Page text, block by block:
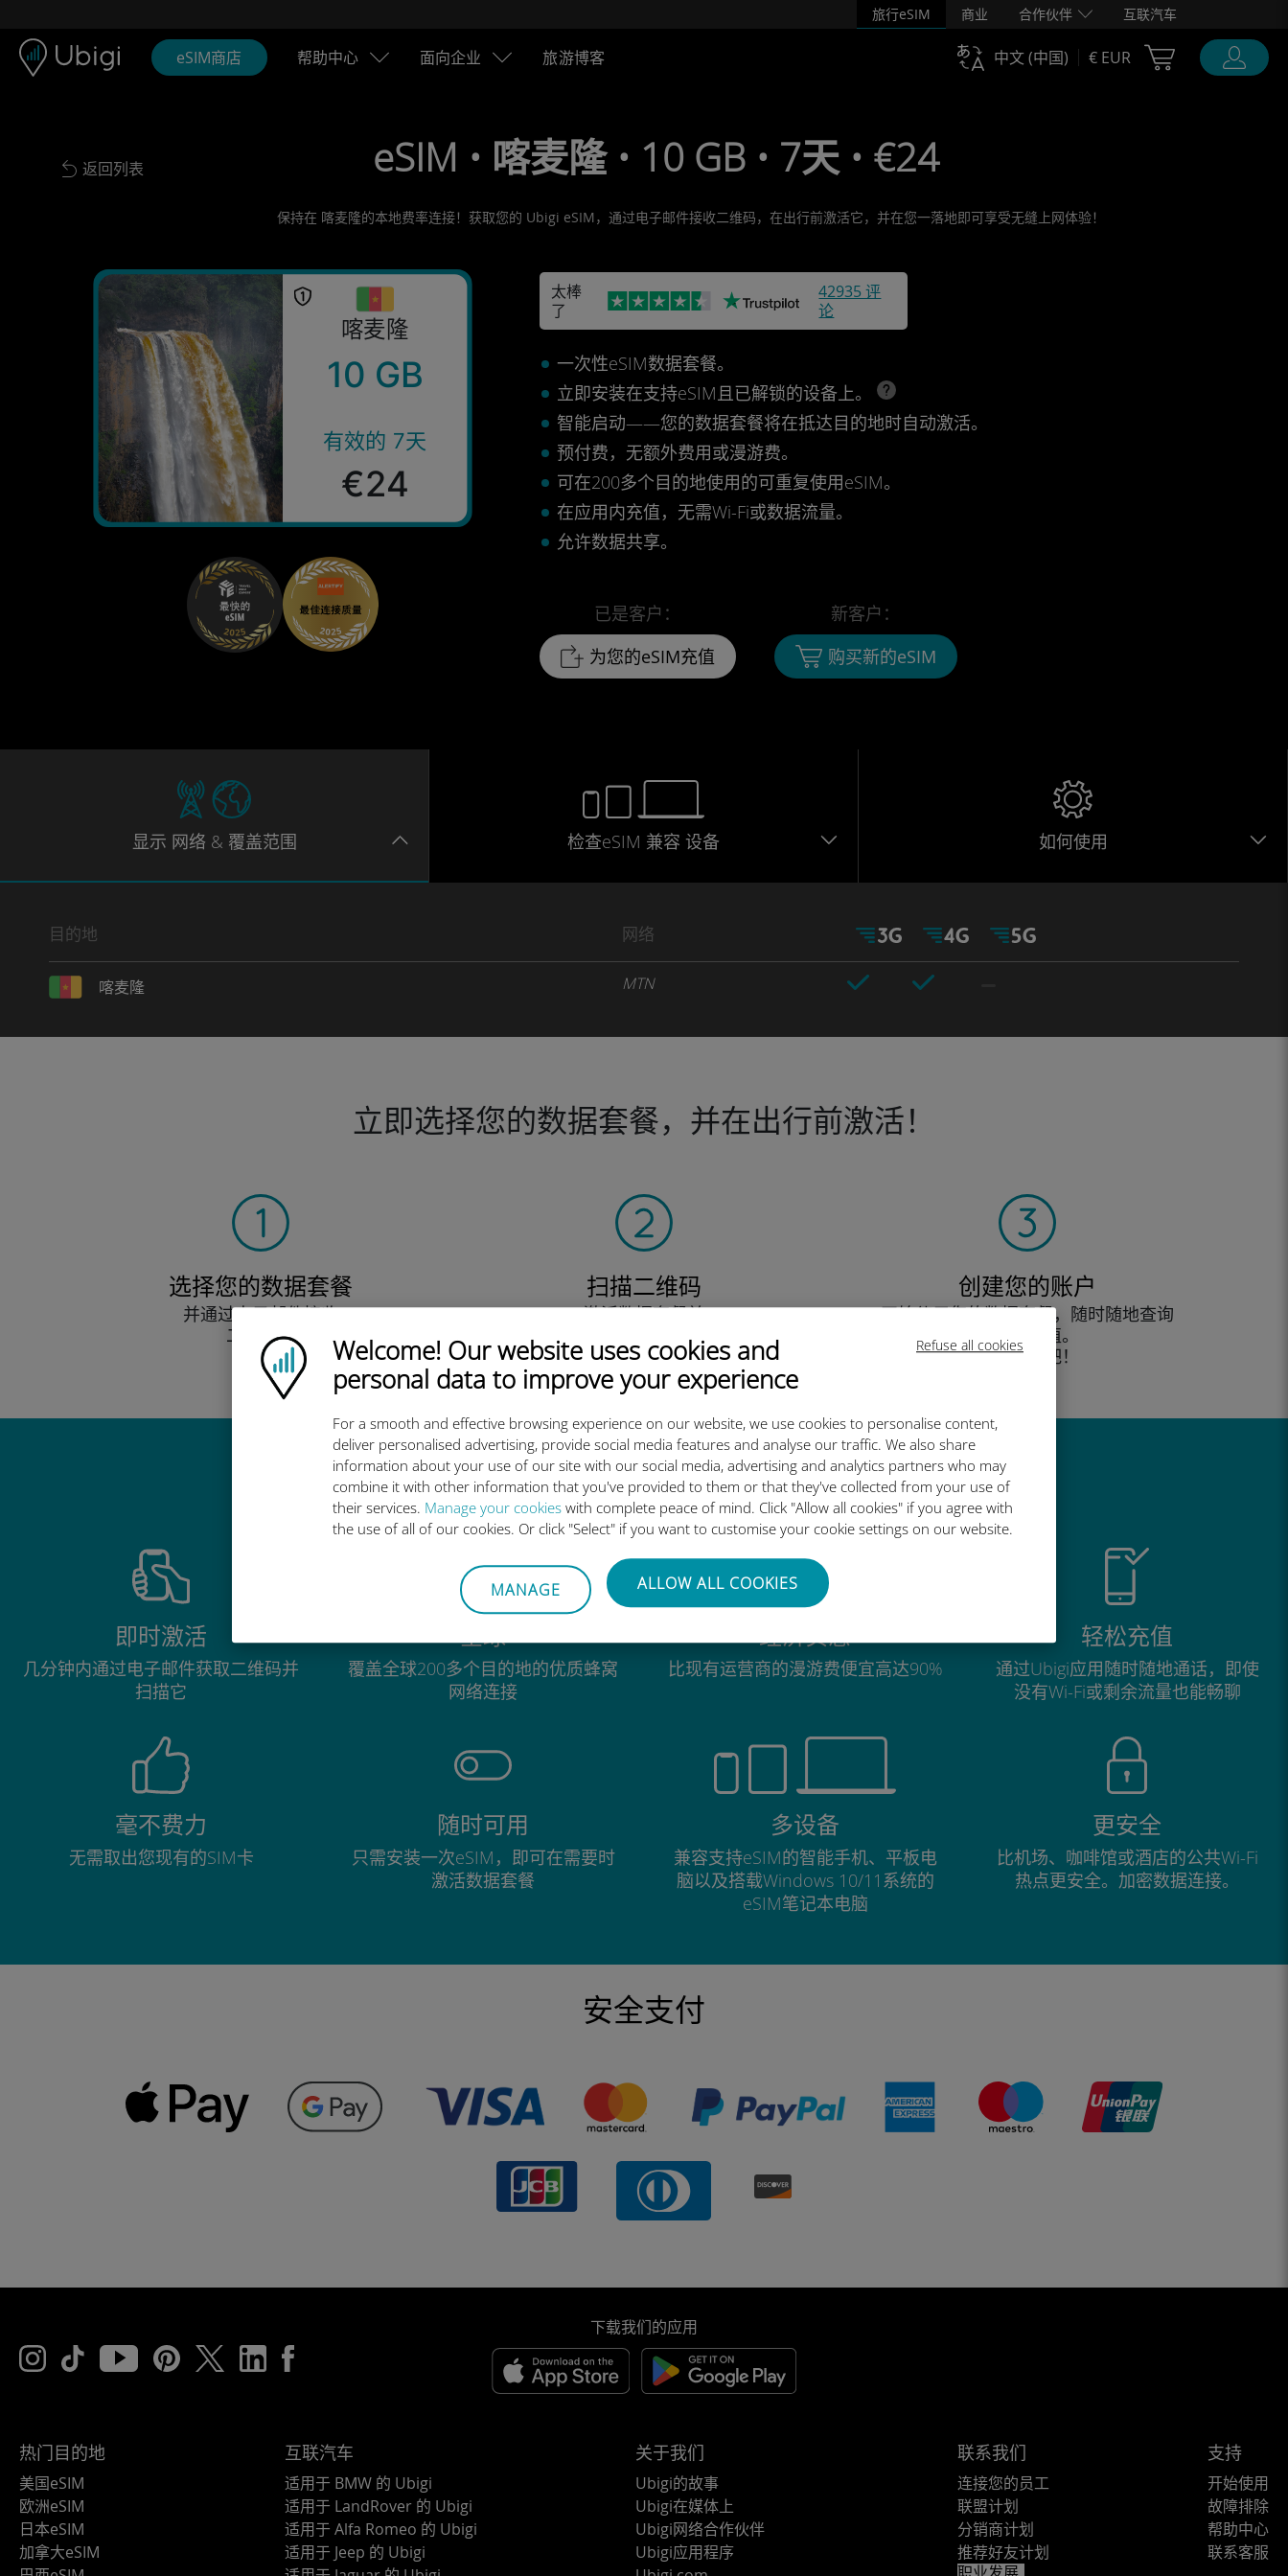
Refuse all cookies
Ubigi logo
Welcome! Our website uses cookies and
personal data to improve your experience
For a smooth and effective browsing experience on our website, we use cookies to personalise content,
deliver personalised advertising, provide social media features and analyse our traffic. We also share
information about your use of our site with our social media, advertising and analytics partners who may
combine it with other information that you've provided to them or that they've collected from your use of
their services. Manage your cookies with complete peace of mind. Click "Allow all cookies" if you agree with
the use of all of our cookies. Or click "Select" if you want to customise your cookie settings on our website.
MANAGE ALLOW ALL COOKIES
旅行eSIM 商业 合作伙伴 互联汽车
eSIM商店 帮助中心 面向企业 旅游博客 中文 (中国) € EUR Cart Ubigi
Back to list
返回列表 eSIM • 喀麦隆 • 10 GB • 7天 • €24
保持在 喀麦隆的本地费率连接！获取您的 Ubigi eSIM，通过电子邮件接收二维码，在出行前激活它，并在您一落地即可享受无缝上网体验！
喀麦隆
10 GB
有效的 7天
€24
太棒
了
42935 评
论
一次性eSIM数据套餐。
立即安装在支持eSIM且已解锁的设备上。
智能启动——您的数据套餐将在抵达目的地时自动激活。
预付费，无额外费用或漫游费。
可在200多个目的地使用的可重复使用eSIM。
在应用内充值，无需Wi-Fi或数据流量。
允许数据共享。
已是客户：
为您的eSIM充值
新客户：
购买新的eSIM
显示 网络 & 覆盖范围 检查eSIM 兼容 设备 如何使用
目的地 网络
喀麦隆 MTN
立即选择您的数据套餐，并在出行前激活！
选择您的数据套餐
并通过电子邮件接收
二维码。
快点！
扫描二维码
激活数据套餐并
安装Ubigi eSIM。
简单！
创建您的账户
开始使用您的数据套餐，随时随地查询
余额并充值。
尽情享受吧！
为什么Ubigi国际eSIM如此出色
即时激活
几分钟内通过电子邮件获取二维码并
扫描它
全球
覆盖全球200多个目的地的优质蜂窝
网络连接
经济实惠
比现有运营商的漫游费便宜高达90%
轻松充值
通过Ubigi应用随时随地通话，即使
没有Wi-Fi或剩余流量也能畅聊
毫不费力
无需取出您现有的SIM卡
随时可用
只需安装一次eSIM，即可在需要时
激活数据套餐
多设备
兼容支持eSIM的智能手机、平板电
脑以及搭载Windows 10/11系统的
eSIM笔记本电脑
更安全
比机场、咖啡馆或酒店的公共Wi-Fi
热点更安全。加密数据连接。
安全支付
下载我们的应用
热门目的地
美国eSIM
欧洲eSIM
日本eSIM
加拿大eSIM
互联汽车
适用于 BMW 的 Ubigi
适用于 LandRover 的 Ubigi
适用于 Alfa Romeo 的 Ubigi
适用于 Jeep 的 Ubigi
关于我们
Ubigi的故事
Ubigi在媒体上
Ubigi网络合作伙伴
Ubigi应用程序
联系我们
连接您的员工
联盟计划
分销商计划
推荐好友计划
支持
开始使用
故障排除
帮助中心
联系客服